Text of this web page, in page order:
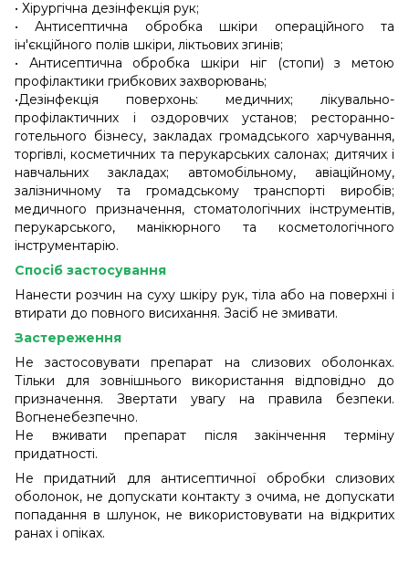
• Хірургічна дезінфекція рук;
• Антисептична обробка шкіри операційного та
ін'єкційного полів шкіри, ліктьових згинів;
• Антисептична обробка шкіри ніг (стопи) з метою
профілактики грибкових захворювань;
•Дезінфекція поверхонь: медичних; лікувально-
профілактичних і оздоровчих установ; ресторанно-
готельного бізнесу, закладах громадського харчування,
торгівлі, косметичних та перукарських салонах; дитячих і
навчальних закладах; автомобільному, авіаційному,
залізничному та громадському транспорті виробів;
медичного призначення, стоматологічних інструментів,
перукарського, манікюрного та косметологічного
інструментарію.
Спосіб застосування
Нанести розчин на суху шкіру рук, тіла або на поверхні і
втирати до повного висихання. Засіб не змивати.
Застереження
Не застосовувати препарат на слизових оболонках.
Тільки для зовнішнього використання відповідно до
призначення. Звертати увагу на правила безпеки.
Вогненебезпечно.
Не вживати препарат після закінчення терміну
придатності.
Не придатний для антисептичної обробки слизових
оболонок, не допускати контакту з очима, не допускати
попадання в шлунок, не використовувати на відкритих
ранах і опіках.